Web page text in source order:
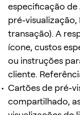
especificação de
pré-visualização,
transação). A
ícone, custos
ou instruções
cliente.
Cartões de pré-
compartilhado,